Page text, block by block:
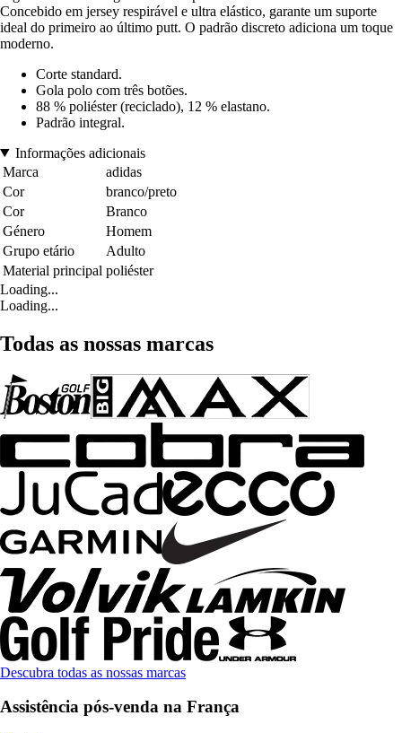
Concebido em jersey respirável e ultra elástico, garante um suporte
ideal do primeiro ao último putt. O padrão discreto adiciona um toque
moderno.
Corte standard.
Gola polo com três botões.
88 % poliéster (reciclado), 12 % elastano.
Padrão integral.
Informações adicionais
Marca
adidas
Cor
branco/preto
Cor
Branco
Género
Homem
Grupo etário
Adulto
Material principal poliéster
Loading...
Loading...
Todas as nossas marcas
Descubra todas as nossas marcas
Assistência pós-venda na França